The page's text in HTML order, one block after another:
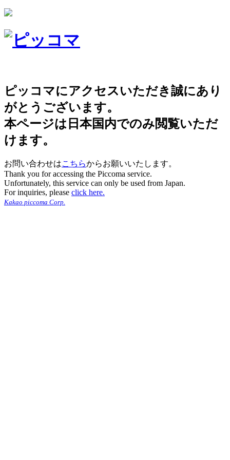
ピッコマにアクセスいただき誠にあり
がとうございます。
本ページは日本国内でのみ閲覧いただ
けます。
お問い合わせはこちらからお願いいたします。
Thank you for accessing the Piccoma service.
Unfortunately, this service can only be used from Japan.
For inquiries, please click here.
Kakao piccoma Corp.